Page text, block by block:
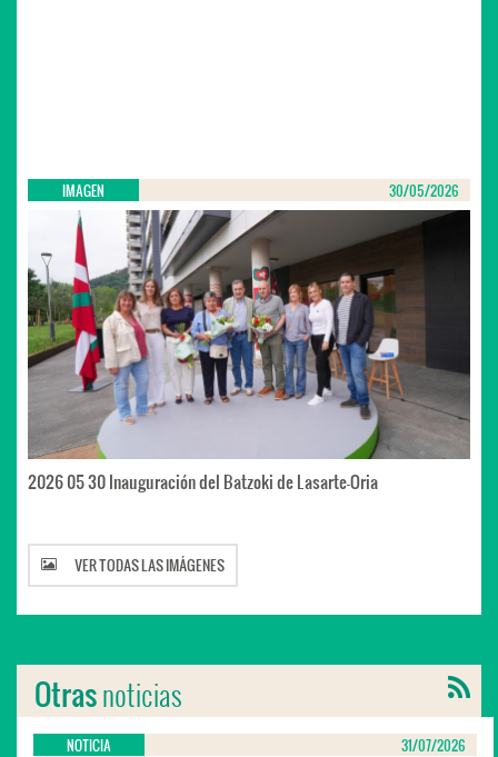
IMAGEN 30/05/2026
2026 05 30 Inauguración del Batzoki de Lasarte-Oria
VER TODAS LAS IMÁGENES
Otrasnoticias
NOTICIA 31/07/2026